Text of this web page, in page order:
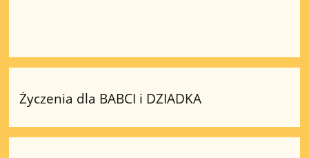
Życzenia dla BABCI i DZIADKA